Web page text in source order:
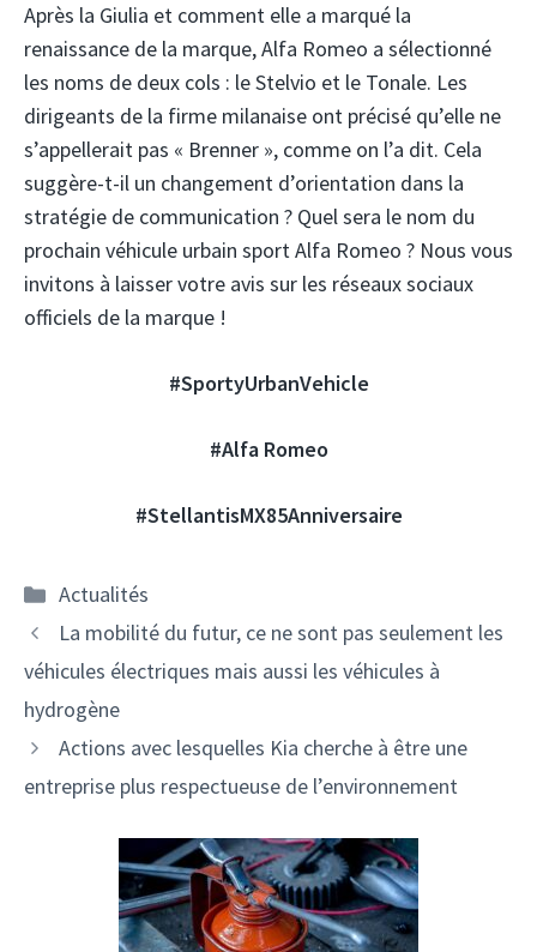
Après la Giulia et comment elle a marqué la
renaissance de la marque, Alfa Romeo a sélectionné
les noms de deux cols : le Stelvio et le Tonale. Les
dirigeants de la firme milanaise ont précisé qu’elle ne
s’appellerait pas « Brenner », comme on l’a dit. Cela
suggère-t-il un changement d’orientation dans la
stratégie de communication ? Quel sera le nom du
prochain véhicule urbain sport Alfa Romeo ? Nous vous
invitons à laisser votre avis sur les réseaux sociaux
officiels de la marque !
#SportyUrbanVehicle
#Alfa Romeo
#StellantisMX85Anniversaire
Catégories
Actualités
Navigation
des
La mobilité du futur, ce ne sont pas seulement les
véhicules électriques mais aussi les véhicules à
hydrogène
Actions avec lesquelles Kia cherche à être une
entreprise plus respectueuse de l’environnement